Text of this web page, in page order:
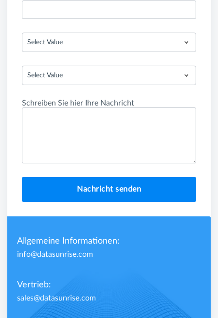
Select Value
Select Value
Schreiben Sie hier Ihre Nachricht
Nachricht senden
Allgemeine Informationen:
info@datasunrise.com
Vertrieb:
sales@datasunrise.com